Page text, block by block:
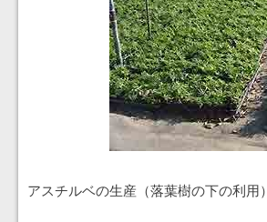
アスチルベの生産（落葉樹の下の利用）